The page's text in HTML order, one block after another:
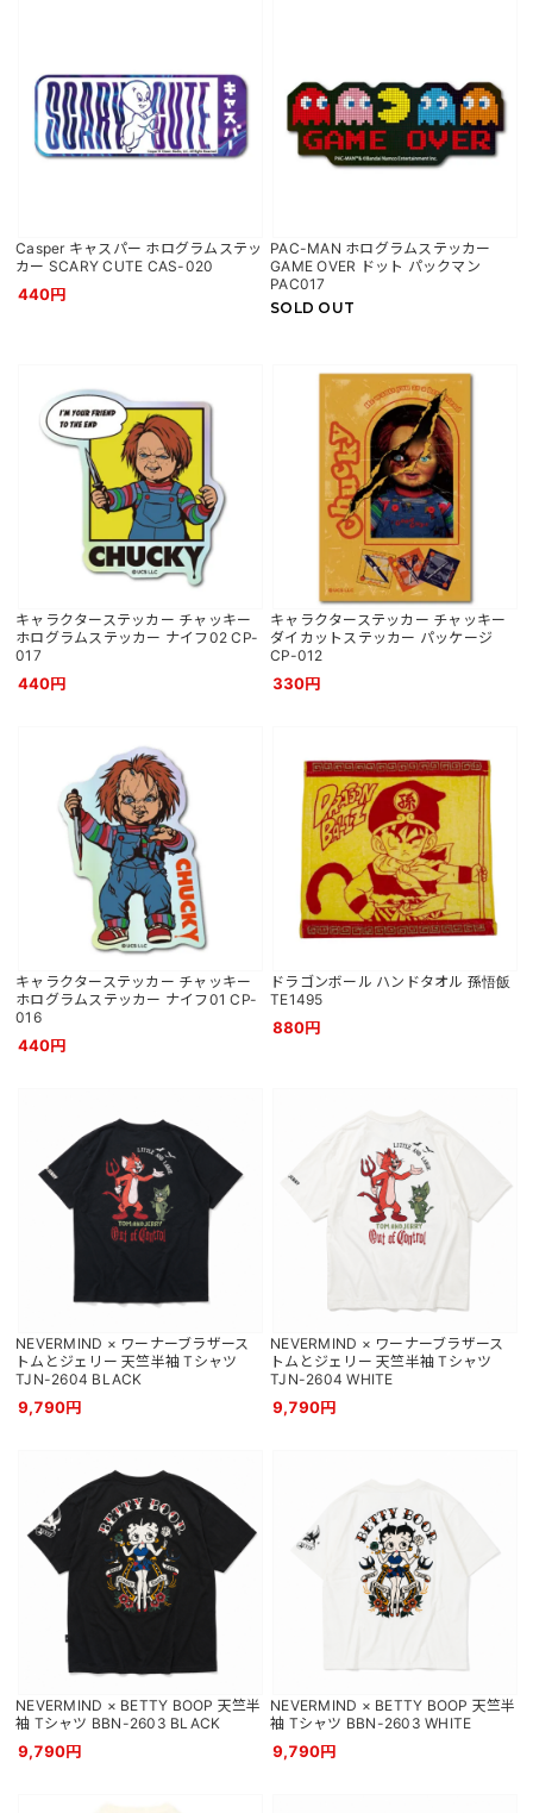
Casper キャスパー ホログラムステッ
カー SCARY CUTE CAS-020
440円
PAC-MAN ホログラムステッカー
GAME OVER ドット パックマン
PAC017
SOLD OUT
キャラクターステッカー チャッキー
ホログラムステッカー ナイフ02 CP-
017
440円
キャラクターステッカー チャッキー
ダイカットステッカー パッケージ
CP-012
330円
キャラクターステッカー チャッキー
ホログラムステッカー ナイフ01 CP-
016
440円
ドラゴンボール ハンドタオル 孫悟飯
TE1495
880円
NEVERMIND × ワーナーブラザース
トムとジェリー 天竺半袖 Tシャツ
TJN-2604 BLACK
9,790円
NEVERMIND × ワーナーブラザース
トムとジェリー 天竺半袖 Tシャツ
TJN-2604 WHITE
9,790円
NEVERMIND × BETTY BOOP 天竺半
袖 Tシャツ BBN-2603 BLACK
9,790円
NEVERMIND × BETTY BOOP 天竺半
袖 Tシャツ BBN-2603 WHITE
9,790円